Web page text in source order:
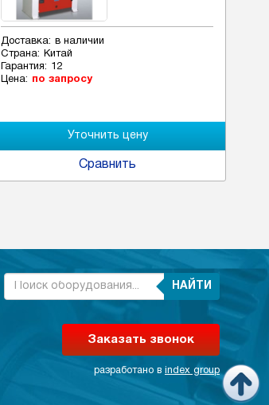
Доставка:
в наличии
Страна:
Китай
Гарантия:
12
Цена:
по запросу
Сравнить
НАЙТИ
Заказать звонок
разработано в index group